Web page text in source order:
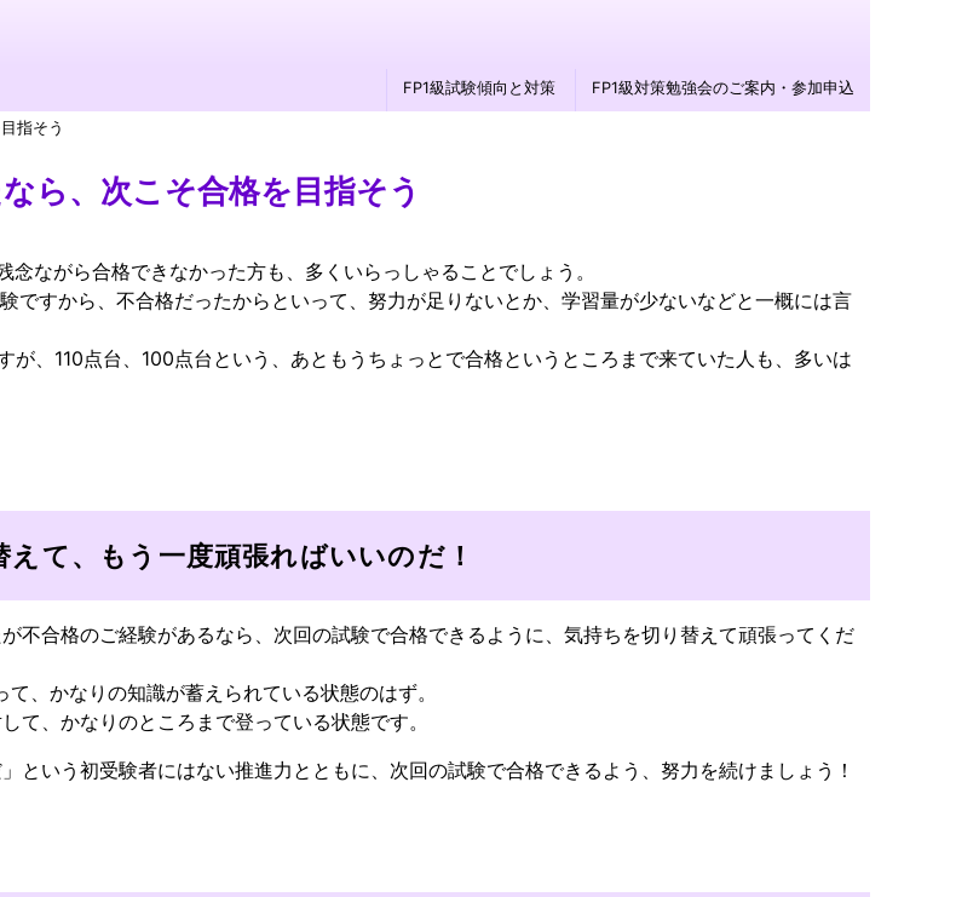
FP1級試験傾向と対策 FP1級対策勉強会のご案内・参加申込
指そう
ら、次こそ合格を目指そう
念ながら合格できなかった方も、多くいらっしゃることでしょう。
ですから、不合格だったからといって、努力が足りないとか、学習量が少ないなどと一概には言
が、110点台、100点台という、あともうちょっとで合格というところまで来ていた人も、多いは
て、もう一度頑張ればいいのだ！
不合格のご経験があるなら、次回の試験で合格できるように、気持ちを切り替えて頑張ってくだ
て、かなりの知識が蓄えられている状態のはず。
て、かなりのところまで登っている状態です。
」という初受験者にはない推進力とともに、次回の試験で合格できるよう、努力を続けましょう！